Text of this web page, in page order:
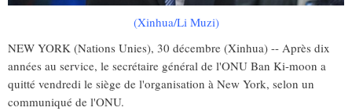
(Xinhua/Li Muzi)
NEW YORK (Nations Unies), 30 décembre (Xinhua) -- Après dix
années au service, le secrétaire général de l'ONU Ban Ki-moon a
quitté vendredi le siège de l'organisation à New York, selon un
communiqué de l'ONU.